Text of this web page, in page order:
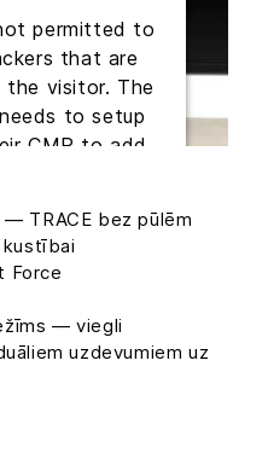
permitted to
that are
visitor. The
to setup
CMP to add
Consent
Platform
TRACE bez pūlēm
Force
— viegli
uzdevumiem uz